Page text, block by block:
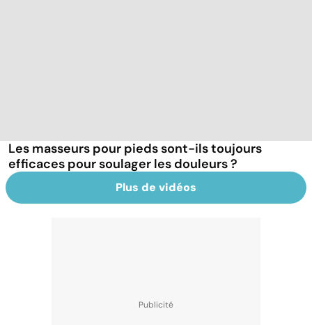
Les masseurs pour pieds sont-ils toujours
efficaces pour soulager les douleurs ?
Plus de vidéos